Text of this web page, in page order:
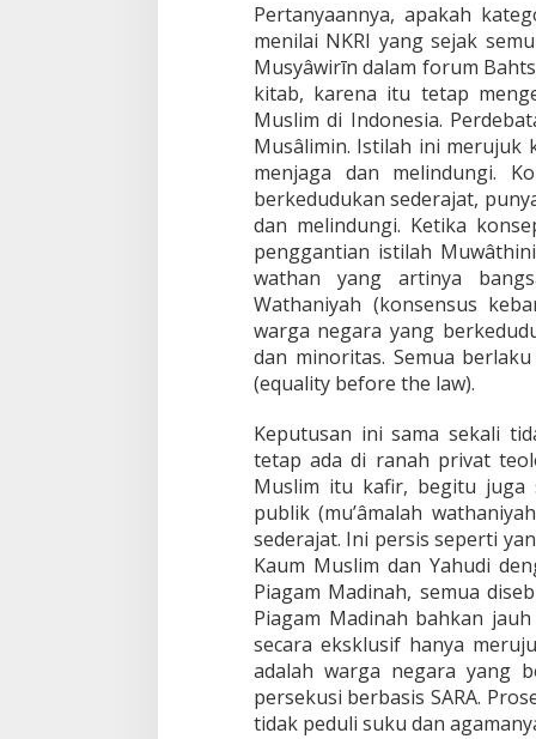
Pertanyaannya, apakah
menilai NKRI yang sejak
Musyâwirīn dalam forum
kitab, karena itu tetap
Muslim di Indonesia.
Musâlimin. Istilah ini
menjaga dan melindungi.
berkedudukan sederajat,
dan melindungi. Ketika
penggantian istilah
wathan yang artinya
Wathaniyah (konsensus
warga negara yang
dan minoritas. Semua
(equality before the law).
Keputusan ini sama sekali
tetap ada di ranah privat
Muslim itu kafir, begitu juga
publik (mu’âmalah
sederajat. Ini persis seperti
Kaum Muslim dan Yahudi
Piagam Madinah, semua
Piagam Madinah bahkan
secara eksklusif hanya
adalah warga negara yang
persekusi berbasis SARA.
tidak peduli suku dan